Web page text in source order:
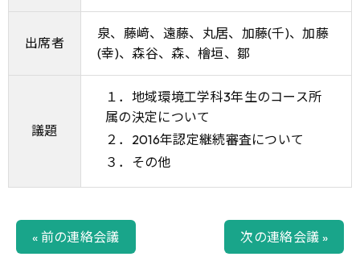
出席者
泉、藤﨑、遠藤、丸居、加藤(千)、加藤
(幸)、森谷、森、檜垣、鄒
議題
１．地域環境工学科3年生のコース所
属の決定について
２．2016年認定継続審査について
３．その他
« 前の連絡会議 次の連絡会議 »